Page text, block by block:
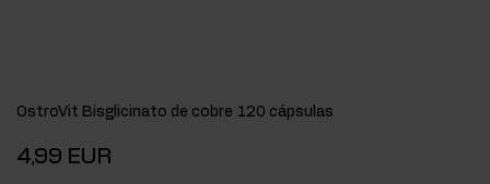
OstroVit Bisglicinato de cobre 120 cápsulas
4,99 EUR